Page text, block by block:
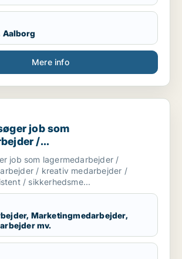
Aalborg
Mere info
job som lagermedarbejder /
job som
/
/ kreativ
/ rengøringsassistent /
job som lagermedarbejder /
/ kreativ medarbejder /
/ sikkerhedsme...
Marketingmedarbejder,
mv.